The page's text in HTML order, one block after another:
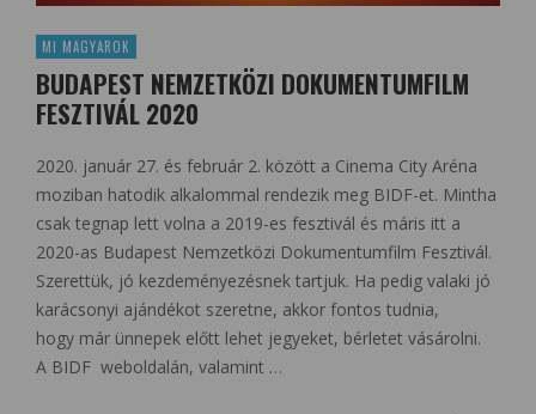
MI MAGYAROK
BUDAPEST NEMZETKÖZI DOKUMENTUMFILM
FESZTIVÁL 2020
2020. január 27. és február 2. között a Cinema City Aréna
moziban hatodik alkalommal rendezik meg BIDF-et. Mintha
csak tegnap lett volna a 2019-es fesztivál és máris itt a
2020-as Budapest Nemzetközi Dokumentumfilm Fesztivál.
Szerettük, jó kezdeményezésnek tartjuk. Ha pedig valaki jó
karácsonyi ajándékot szeretne, akkor fontos tudnia,
hogy már ünnepek előtt lehet jegyeket, bérletet vásárolni.
A BIDF weboldalán, valamint …